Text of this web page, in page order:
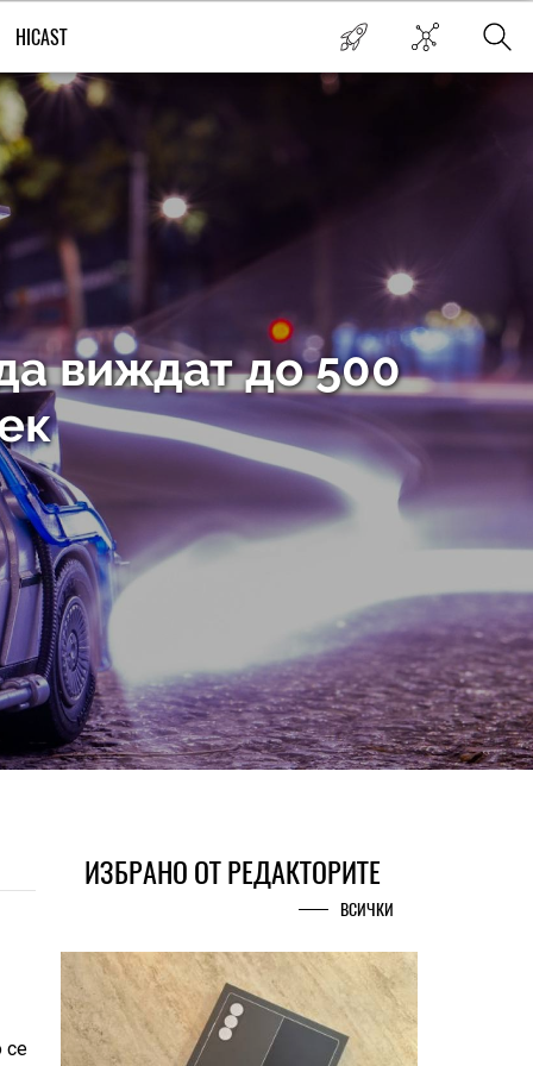
HICAST
виждат до 500
се
ИЗБРАНО ОТ РЕДАКТОРИТЕ
ВСИЧКИ